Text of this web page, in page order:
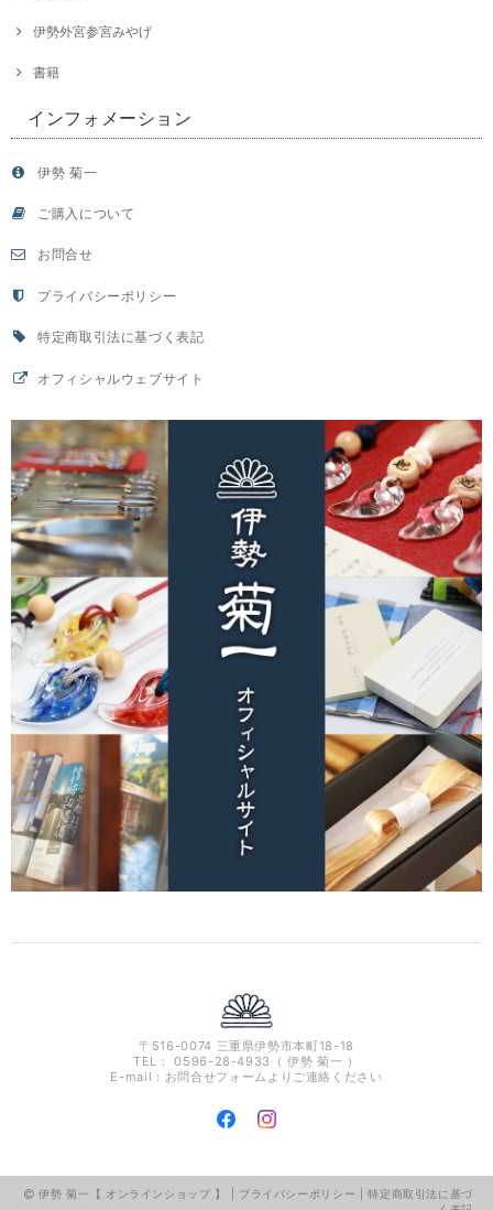
伊勢外宮参宮みやげ
書籍
インフォメーション
伊勢 菊一
ご購入について
お問合せ
プライバシーポリシー
特定商取引法に基づく表記
オフィシャルウェブサイト
〒516-0074 三重県伊勢市本町18-18
TEL： 0596-28-4933（ 伊勢 菊一 ）
E-mail：お問合せフォームよりご連絡ください
伊勢 菊一【 オンラインショップ 】 | プライバシーポリシー |特定商取引法に基づ